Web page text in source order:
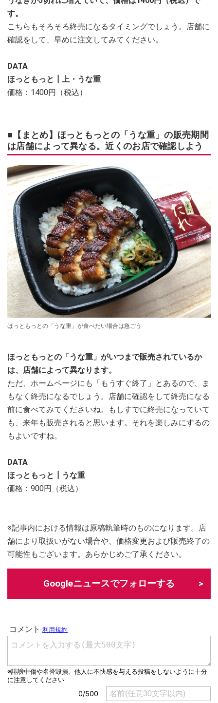
す。
こちらもそろそろ終売になるタイミングでしょう。店舗に
確認をして、早めに注文してみてください。
DATA
ほっともっと┃上・うな重
価格：1400円（税込）
■【まとめ】ほっともっとの「うな重」の販売期間
は店舗によって異なる。近くのお店で確認しよう
ほっともっとの「うな重」が食べたい場合は急ごう
ほっともっとの「うな重」がいつまで販売されているか
は、店舗によって異なります。
ただ、ホームページにも「もうすぐ終了」とあるので、ま
もなく終売になるでしょう。店舗に確認をして終売になる
前に食べてみてくださいね。もしすでに終売になっていて
も、来年も販売されると思います。それを楽しみにするの
もよいですね。
DATA
ほっともっと┃うな重
価格：900円（税込）
※記事内における情報は原稿執筆時のものになります。店
舗により取扱いがない場合や、価格変更および販売終了の
可能性もございます。あらかじめご了承ください。
Googleニュースでフォローする